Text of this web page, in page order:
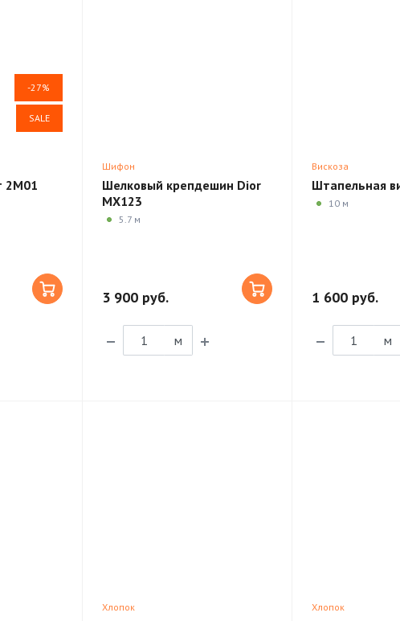
-27%
SALE
2M01
Шифон
Шелковый крепдешин Dior
MX123
5.7 м
3 900 руб.
м
Вискоза
Штапельная
10 м
1 600 руб.
м
Хлопок Хлопок